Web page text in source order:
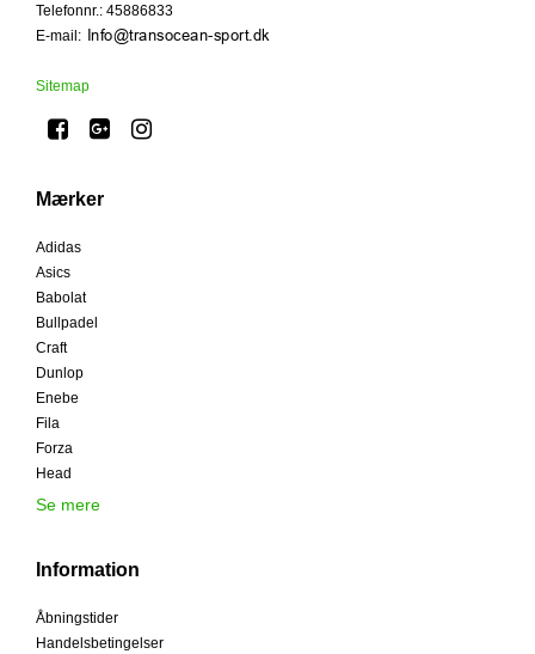
Telefonnr. : 45886833
E-mail:
Sitemap
Mærker
Adidas
Asics
Babolat
Bullpadel
Craft
Dunlop
Enebe
Fila
Forza
Head
Se mere
Information
Åbningstider
Handelsbetingelser